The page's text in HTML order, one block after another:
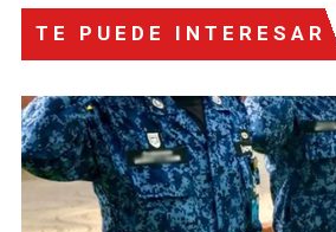
TE PUEDE INTERESAR